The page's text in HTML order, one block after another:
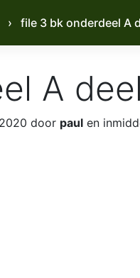
› file 3 bk onderdeel A
A
door paul en